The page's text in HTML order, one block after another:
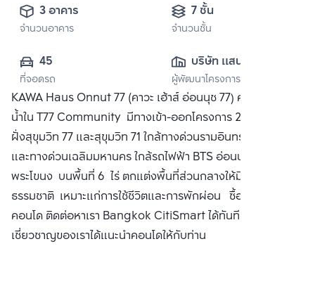
3 อาคาร
จำนวนอาคาร
7 ชั้น
จำนวนชั้น
45
ที่จอดรถ
บริษัท แสนสิริ
จำกัด (มหาชน)
ผู้พัฒนาโครงการ
KAWA Haus Onnut 77 (คาวะ เฮ้าส์ อ่อนนุช 77) คอนโดติดริม
น้ำใน T77 Community มีทางเข้า-ออกโครงการ 2 ทางคือจาก
ฝั่งสุขุมวิท 77 และสุขุมวิท 71 ใกล้ทางด่วนรามอินทรา-อาจณรงค์
และทางด่วนเฉลิมมหานคร ใกล้รถไฟฟ้า BTS อ่อนนุช และ BTS
พระโขนง บนพื้นที่ 6 ไร่ ตกแต่งพื้นที่ส่วนกลางให้มีความเป็น
ธรรมชาติ เหมาะแก่การใช้ชีวิตและการพักผ่อน ซื้อ ขาย หรือ เช่า
คอนโด ติดต่อหาเรา Bangkok CitiSmart ได้ทันที เพื่อให้ผู้
เชี่ยวชาญของเราได้แนะนำคอนโดให้กับท่าน